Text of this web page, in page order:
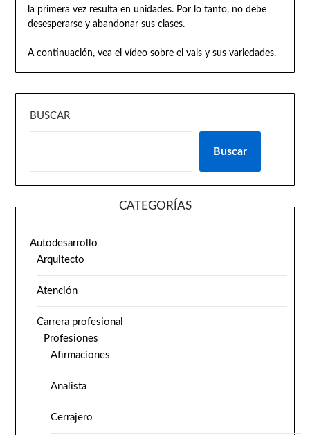
la primera vez resulta en unidades. Por lo tanto, no debe
desesperarse y abandonar sus clases.
A continuación, vea el vídeo sobre el vals y sus variedades.
BUSCAR
Buscar
CATEGORÍAS
Autodesarrollo
Arquitecto
Atención
Carrera profesional
Profesiones
Afirmaciones
Analista
Cerrajero